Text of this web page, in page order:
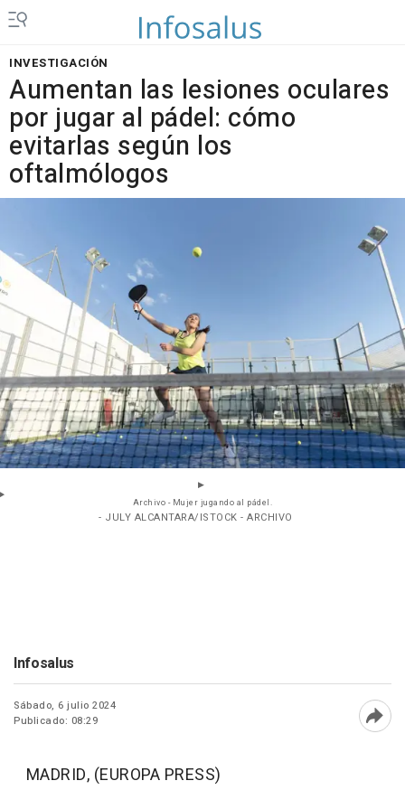
INVESTIGACIÓN
Aumentan las lesiones oculares
por jugar al pádel: cómo
evitarlas según los
oftalmólogos
Archivo - Mujer jugando al pádel.
- JULY ALCANTARA/ISTOCK - ARCHIVO
Infosalus
Sábado, 6 julio 2024
Publicado: 08:29
MADRID, (EUROPA PRESS)